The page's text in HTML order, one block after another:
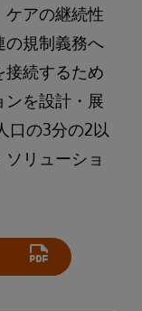
ケアの継続性
の規制義務へ
接続するため
ンを設計・展
口の3分の2以
リューショ